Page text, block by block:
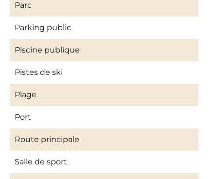
Parc
Parking public
Piscine publique
Pistes de ski
Plage
Port
Route principale
Salle de sport